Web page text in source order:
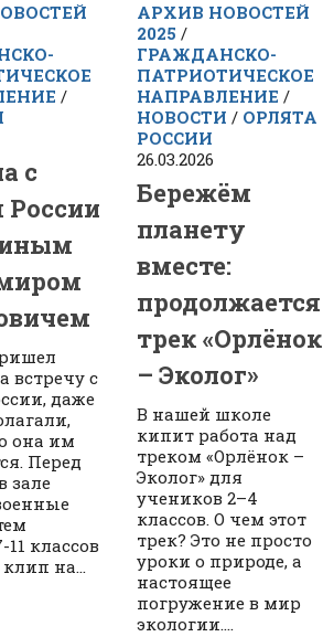
/
с
России
встречу с
даже
она им
Перед
зале
классов
на...
АРХИВ НОВОСТЕЙ
2025 /
ГРАЖДАНСКО-
ПАТРИОТИЧЕСКОЕ
НАПРАВЛЕНИЕ /
НОВОСТИ / ОРЛЯТА
РОССИИ
26.03.2026
Бережём
планету
вместе:
продолжается
трек «Орлёнок
– Эколог»
В нашей школе
кипит работа над
треком «Орлёнок –
Эколог» для
учеников 2–4
классов. О чем этот
трек? Это не просто
уроки о природе, а
настоящее
погружение в мир
экологии....